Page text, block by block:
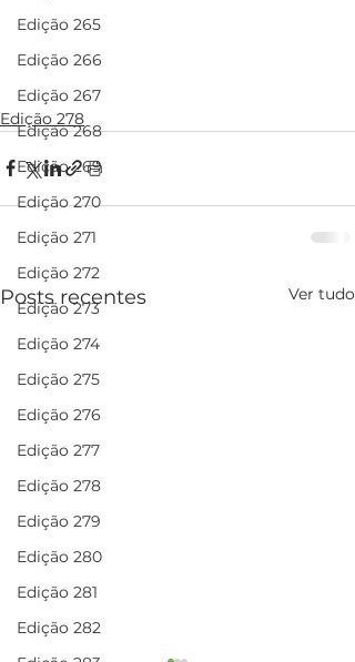
Edição 265
Edição 266
Edição 267
Edição 268
Edição 269
Edição 270
Edição 271
Edição 272
Edição 273
Edição 274
Edição 275
Edição 276
Edição 277
Edição 278
Edição 279
Edição 280
Edição 281
Edição 282
Edição 278
Posts recentes Ver tudo